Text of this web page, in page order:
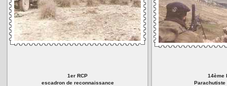
1er RCP
escadron de reconnaissance
14ème
Parachutiste